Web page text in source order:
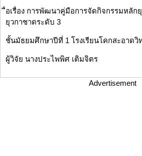
อเรื่อง การพัฒนาคู่มือการจัดกิจกรรมหลัก
ยุวกาชาดระดับ 3
ชั้นมัธยมศึกษาปีที่ 1 โรงเรียนโคกสะอาดวิ
ผู้วิจัย นางประไพพิศ เติมจิตร
Advertisement